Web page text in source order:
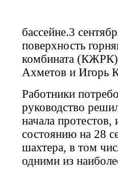
бассейне.3
поверхность
комбината
Ахметов и Игорь
Работники
руководство
начала
состоянию на 28
шахтера, в том
одними из